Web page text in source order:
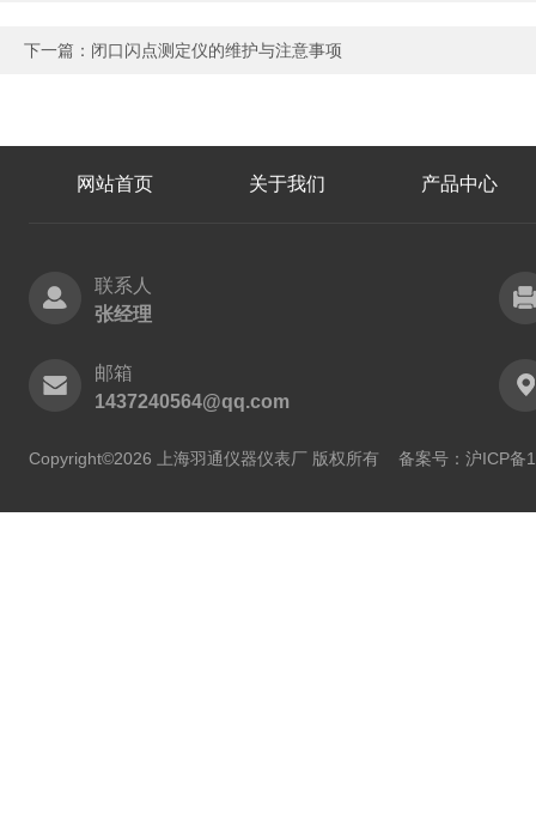
下一篇： 闭口闪点测定仪的维护与注意事项
网站首页 关于我们 产品中心
联系人
张经理
邮箱
1437240564@qq.com
Copyright©2026 上海羽通仪器仪表厂 版权所有 备案号：沪ICP备